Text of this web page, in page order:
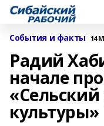
События и факты 14
Радий
начале
культуры»